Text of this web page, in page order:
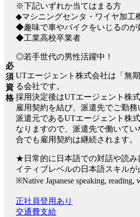
必
須
資
格
※下記いずれか当てはまる方
◆マシニングセンタ・ワイヤ加工
◆趣味で車やバイクをいじるのが
◆工業高校卒業者
◎若手世代の男性活躍中！
UTエージェント株式会社は「無
る会社です。
採用決定後はUTエージェント株
雇用契約を結び、派遣先でご勤務
派遣元であるUTエージェント株
なりますので、派遣先で働いて
合でも雇用契約は継続されます。
★日常的に日本語での対話や読み
イティブレベルの日本語スキルが
※Native Japanese speaking, reading,
正社員登用あり
交通費支給